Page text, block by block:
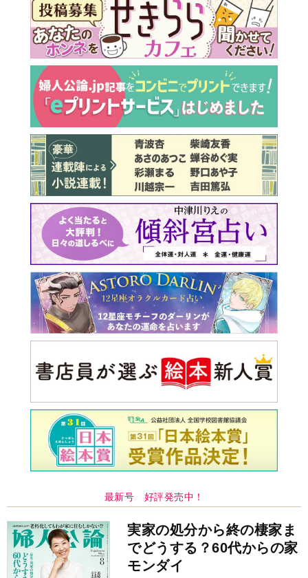
最新号 好評発売中！
実家の処分から終の棲家ま
でどうする？60代からの家
モンダイ